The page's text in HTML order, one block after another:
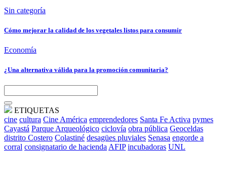
Sin categoría
Cómo mejorar la calidad de los vegetales listos para consumir
Economía
¿Una alternativa válida para la promoción comunitaria?
ETIQUETAS
cine cultura Cine América emprendedores Santa Fe Activa pymes
Cayastá Parque Arqueológico ciclovía obra pública Geoceldas
distrito Costero Colastiné desagües pluviales Senasa engorde a
corral consignatario de hacienda AFIP incubadoras UNL